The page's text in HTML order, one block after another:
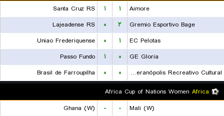
Aimore
۱ ۱
Santa Cruz RS
Gremio Esportivo Bage
۲ ۰
Lajeadense RS
EC Pelotas
۱ ۰
Uniao Frederiquense
GE Gloria
۰ ۱
Passo Fundo
EC Veranópolis Recreativo Cultural
۰ ۰
Brasil de Farroupilha
Africa
Africa Cup of Nations Women
Mali (W)
-
-
Ghana (W)